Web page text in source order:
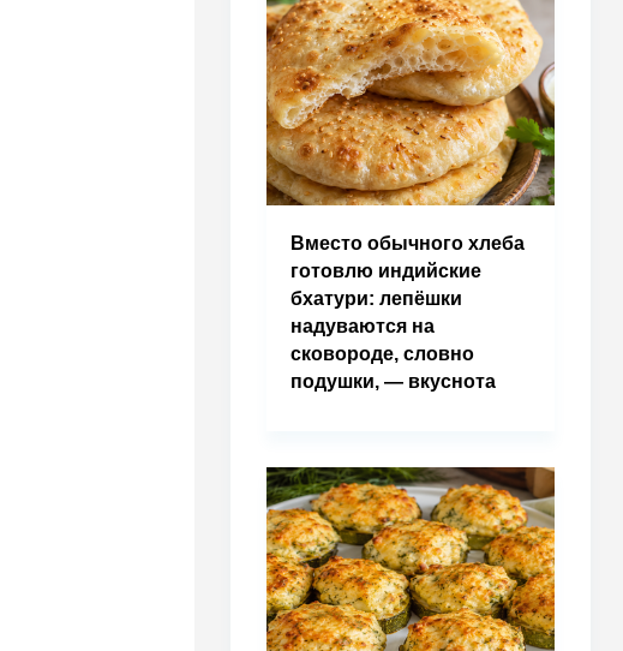
Вместо обычного хлеба
готовлю индийские
бхатури: лепёшки
надуваются на
сковороде, словно
подушки, — вкуснота